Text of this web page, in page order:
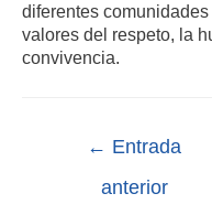
diferentes
valores del respeto, la
convivencia.
← Entrada
anterior